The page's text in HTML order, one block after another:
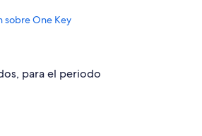
sobre One Key
para el periodo